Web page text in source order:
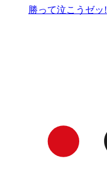
勝って泣こうゼッ!